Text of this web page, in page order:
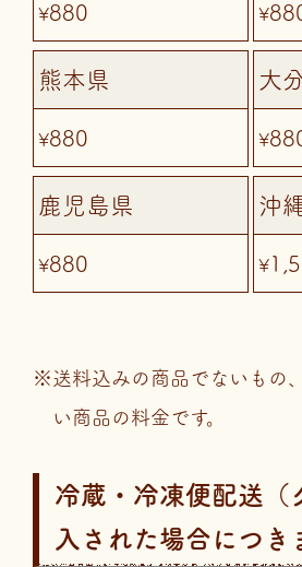
¥880 ¥
熊本県
¥880
大
¥
鹿児島県
¥880
沖
¥
送料込みの商品でないもの
い商品の料金です。
冷蔵・冷凍便配送（
入された場合につき